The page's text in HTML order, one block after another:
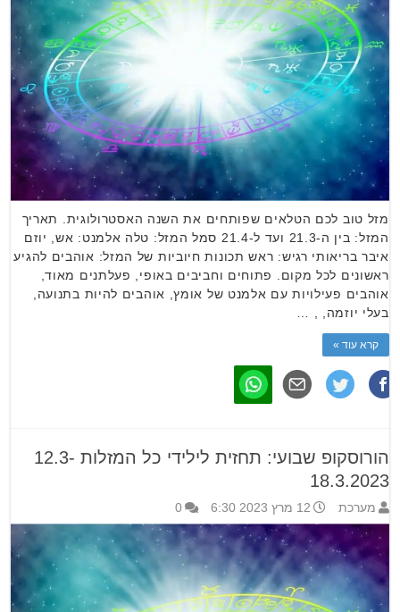
מזל טוב לכם הטלאים שפותחים את השנה האסטרולוגית. תאריך
המזל: בין ה-21.3 ועד ל-21.4 סמל המזל: טלה אלמנט: אש, יוזם
איבר בריאותי רגיש: ראש תכונות חיוביות של המזל: אוהבים להגיע
ראשונים לכל מקום. פתוחים וחביבים באופי, פעלתנים מאוד,
אוהבים פעילויות עם אלמנט של אומץ, אוהבים להיות בתנועה,
בעלי יוזמה, , …
קרא עוד »
הורוסקופ שבועי: תחזית לילידי כל המזלות 12.3-
18.3.2023
מערכת 12 מרץ 2023 6:30 0